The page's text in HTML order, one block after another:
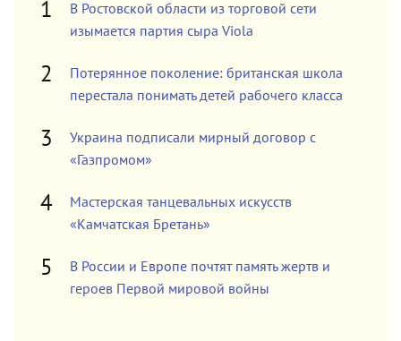
В Ростовской области из торговой сети
изымается партия сыра Viola
Потерянное поколение: британская школа
перестала понимать детей рабочего класса
Украина подписали мирный договор с
«Газпромом»
Мастерская танцевальных искусств
«Камчатская Бретань»
В России и Европе почтят память жертв и
героев Первой мировой войны